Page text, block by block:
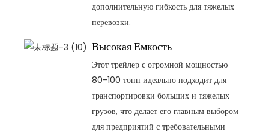
дополнительную гибкость для тяжелых
перевозки.
Высокая Емкость
Этот трейлер с огромной мощностью
80-100 тонн идеально подходит для
транспортировки больших и тяжелых
грузов, что делает его главным выбором
для предприятий с требовательными